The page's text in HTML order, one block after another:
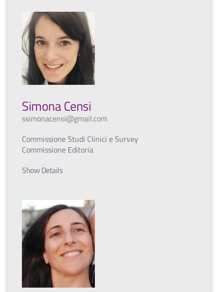
Simona Censi
ssimonacensi@gmail.com
Commissione Studi Clinici e Survey
Commissione Editoria
Show Details